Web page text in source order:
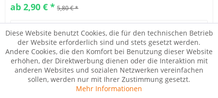
ab 2,90 € * 5,80 € *
Details
Merken
Diese Website benutzt Cookies, die für den technischen Betrieb
der Website erforderlich sind und stets gesetzt werden.
Andere Cookies, die den Komfort bei Benutzung dieser Website
erhöhen, der Direktwerbung dienen oder die Interaktion mit
anderen Websites und sozialen Netzwerken vereinfachen
sollen, werden nur mit Ihrer Zustimmung gesetzt.
Mehr Informationen